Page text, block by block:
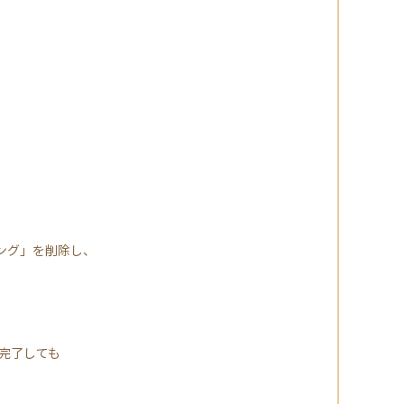
」を削除し、
了しても